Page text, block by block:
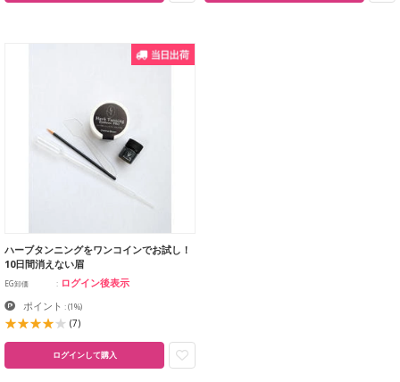
ハーブタンニングをワンコインでお試し！
10日間消えない眉
EG卸価 ログイン後表示
ポイント :(1%)
(7)
ログインして購入